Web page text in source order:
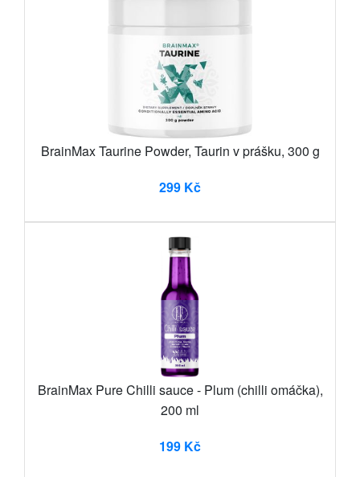
BrainMax Taurine Powder, Taurin v prášku, 300 g
299 Kč
BrainMax Pure Chilli sauce - Plum (chilli omáčka),
200 ml
199 Kč